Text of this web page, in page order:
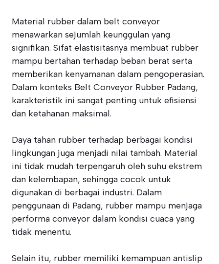
Material rubber dalam belt conveyor
menawarkan sejumlah keunggulan yang
signifikan. Sifat elastisitasnya membuat rubber
mampu bertahan terhadap beban berat serta
memberikan kenyamanan dalam pengoperasian.
Dalam konteks Belt Conveyor Rubber Padang,
karakteristik ini sangat penting untuk efisiensi
dan ketahanan maksimal.
Daya tahan rubber terhadap berbagai kondisi
lingkungan juga menjadi nilai tambah. Material
ini tidak mudah terpengaruh oleh suhu ekstrem
dan kelembapan, sehingga cocok untuk
digunakan di berbagai industri. Dalam
penggunaan di Padang, rubber mampu menjaga
performa conveyor dalam kondisi cuaca yang
tidak menentu.
Selain itu, rubber memiliki kemampuan antislip